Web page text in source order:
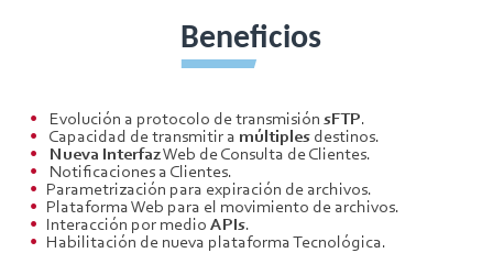
Beneficios
Evolución a protocolo de transmisión sFTP.
Capacidad de transmitir a múltiplesdestinos.
Nueva InterfazWeb de Consulta de Clientes.
Notificaciones a Clientes.
Parametrización para expiración de archivos.
Plataforma Web para el movimiento de archivos.
Interacción por medio APIs.
Habilitación de nueva plataforma Tecnológica.